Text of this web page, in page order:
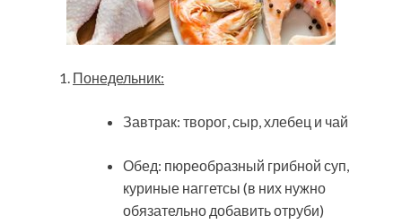
Понедельник:
Завтрак: творог, сыр, хлебец и чай
Обед: пюреобразный грибной суп,
куриные наггетсы (в них нужно
обязательно добавить отруби)